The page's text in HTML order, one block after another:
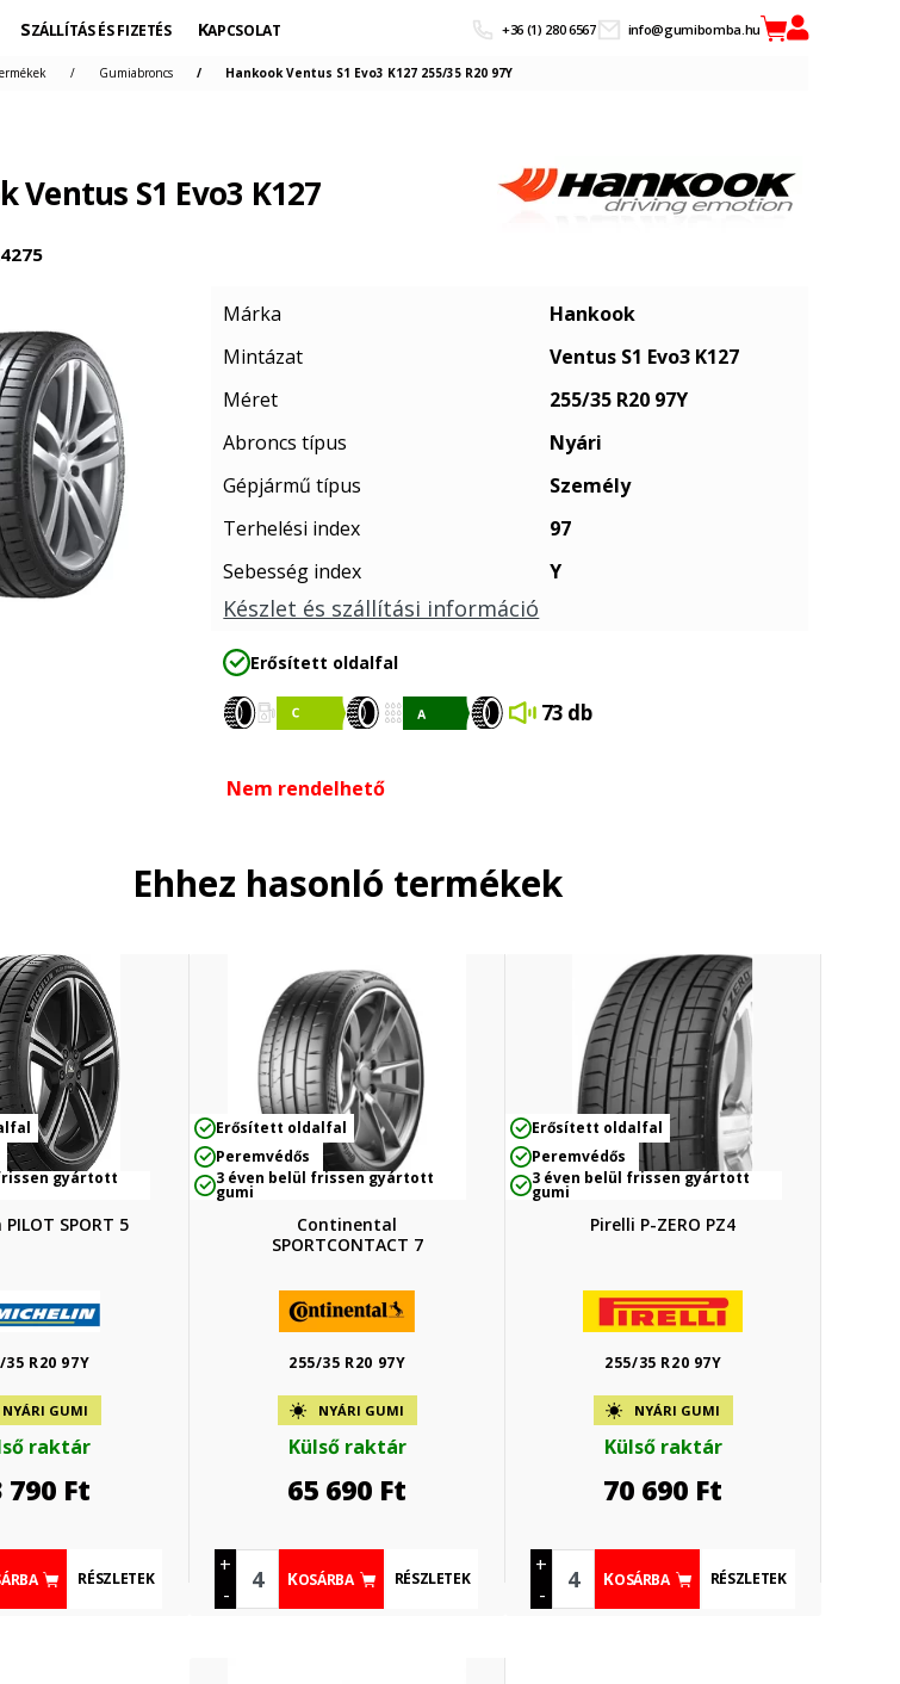
SZÁLLÍTÁS ÉS FIZETÉS KAPCSOLAT +36 (1) 280 6567 info@gumibomba.hu
Gumiabroncs Hankook Ventus S1 Evo3 K127 255/35 R20 97Y
Ventus S1 Evo3 K127
Márka
Hankook
Mintázat
Ventus S1 Evo3 K127
Méret
255/35 R20 97Y
Abroncs típus
Nyári
Gépjármű típus
Személy
Terhelési index
97
Sebesség index
Y
Készlet és szállítási információ
Erősített oldalfal
73 db
Nem rendelhető
Ehhez hasonló termékek
gyártott
SPORT 5
35 R20 97Y
NYÁRI GUMI
raktár
790 Ft
RÉSZLETEK
Erősített oldalfal
Peremvédős
3 éven belül frissen gyártott
gumi
Continental
SPORTCONTACT 7
255/35 R20 97Y
NYÁRI GUMI
Külső raktár
65 690 Ft
+
-
KOSÁRBA RÉSZLETEK
Erősített oldalfal
Peremvédős
3 éven belül frissen gyártott
gumi
Pirelli P-ZERO PZ4
255/35 R20 97Y
NYÁRI GUMI
Külső raktár
70 690 Ft
+
-
KOSÁRBA RÉSZLETEK